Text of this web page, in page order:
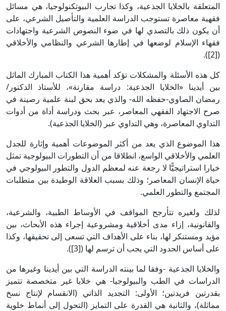
المتعلقة بالخلايا الجذعية، وكذا تجارب البيوتكنولوجيا، هي مسائل
فقهية معاصرة تستوجب الدراسة العلمية والتأصيل الشرعي، على
أن يكون ذلك بالتصدي لها في ضوء النصوص الشرعية واجتهادات
فقهاء الإسلام لوضعها في إطارها الشرعي والنظامي والأخلاقي
([2]).
كل هذه الأسئلة والمشكلات تؤكد أهمية هذا الكتاب المبارك الماثل
بين أيدينا «الخلايا الجذعية: دراسة مقارنة»، للأستاذ الدكتور/
رمضان الصاوي-حفظه الله- والذي يعد بحق لبنة علمية رصينة في
صرح الاجتهاد الفقهي المعاصر، عبر بحث ودراسة أداة من أدوات
التداوي المعاصرة، وهي التداوي عبر (الخلايا الجذعية).
هذا الموضوع الذي يعد من أكثر الموضوعات أهمية وإثارة للجدل
العلمي والأخلاقي الواسع، انطلاقا من أن التطورات البيولوجية تمثل
خيارا استراتيجيًّا لا رجعة عنه لمعظم الدول والتطور البيولوجي في
حياة الإنسان المعاصر؛ وذلك بسبب العلاقة الوطيدة بين متطلبات
المجتمع والتطور العلمي.
لذلك ولغيره تتأرجح المواقف في الأوساط الطبية، والشرعية،
والقانونية، إزاء مدى أخلاقية ومشروعية إجراء هذه الأبحاث، بين
مؤيد ومستنكر لها، بناء على الأهداف التي تسعى إلى تحقيقها، وكذا
على أساس الحدود التي يجب أن ترسم لها ([3]).
والخلايا الجذعية -وفقا لما بينته الدراسة التي بين أيدينا وغيرها من
الدراسات في الطب والبيولوجيا- هي خلايا غير متخصصة تتميز
بقدرتين فريدتين؛ الأولى: التجديد الذاتي (الانقسام لإنتاج نسخ
مماثلة)، والثانية هي القدرة على التمايز (التحول إلى أنماط خلوية